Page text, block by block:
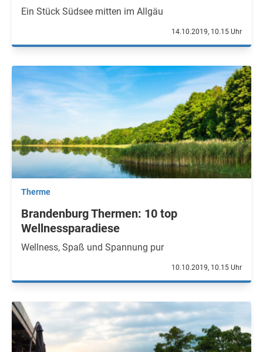
Ein Stück Südsee mitten im Allgäu
14.10.2019, 10.15 Uhr
Therme
Brandenburg Thermen: 10 top
Wellnessparadiese
Wellness, Spaß und Spannung pur
10.10.2019, 10.15 Uhr